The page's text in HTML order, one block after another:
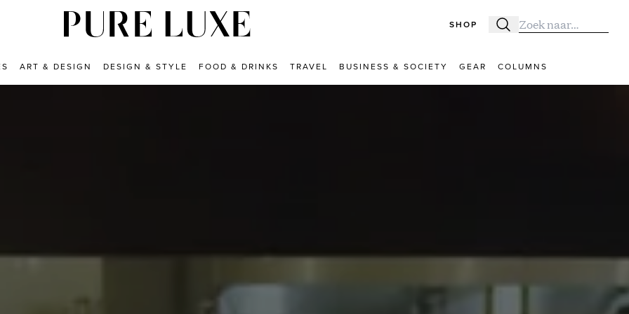
SHOP Zoeken
Zoek naar:
ART & DESIGN DESIGN & STYLE FOOD & DRINKS TRAVEL BUSINESS & SOCIETY GEAR COLUMNS